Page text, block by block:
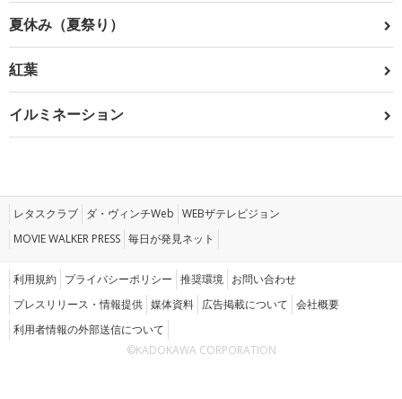
夏休み（夏祭り）
紅葉
イルミネーション
レタスクラブ ダ・ヴィンチWeb WEBザテレビジョン
MOVIE WALKER PRESS 毎日が発見ネット
利用規約 プライバシーポリシー 推奨環境 お問い合わせ
プレスリリース・情報提供 媒体資料 広告掲載について 会社概要
利用者情報の外部送信について
©KADOKAWA CORPORATION